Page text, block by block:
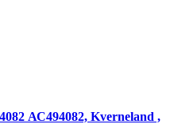
АС494082, Kverneland ,